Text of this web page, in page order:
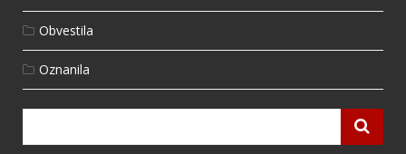
Obvestila
Oznanila